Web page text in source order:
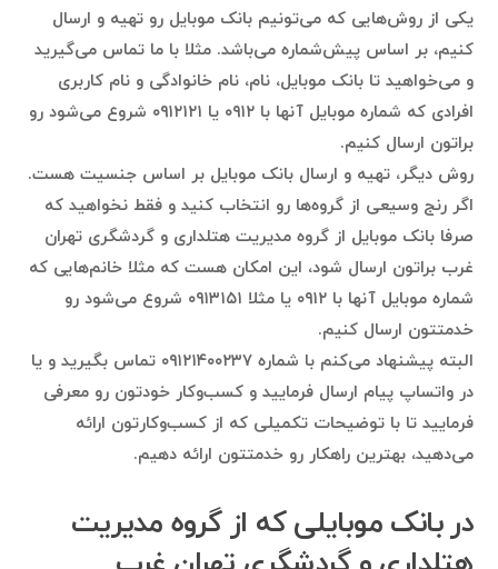
یکی از روش‌هایی که می‌تونیم بانک موبایل رو تهیه و ارسال
کنیم، بر اساس پیش‌شماره می‌باشد. مثلا با ما تماس می‌گیرید
و می‌خواهید تا بانک موبایل، نام، نام خانوادگی و نام کاربری
افرادی که شماره موبایل آنها با ۰۹۱۲ یا ۰۹۱۲۱۲۱ شروع می‌شود رو
براتون ارسال کنیم.
روش دیگر، تهیه و ارسال بانک موبایل بر اساس جنسیت هست.
اگر رنج وسیعی از گروه‌ها رو انتخاب کنید و فقط نخواهید که
صرفا بانک موبایل از گروه مدیریت هتلداری و گردشگری تهران
غرب براتون ارسال شود، این امکان هست که مثلا خانم‌هایی که
شماره موبایل آنها با ۰۹۱۲ یا مثلا ۰۹۱۳۱۵۱ شروع می‌شود رو
خدمتتون ارسال کنیم.
البته پیشنهاد می‌کنم با شماره ۰۹۱۲۱۴۰۰۲۳۷ تماس بگیرید و یا
در واتساپ پیام ارسال فرمایید و کسب‌وکار خودتون رو معرفی
فرمایید تا با توضیحات تکمیلی که از کسب‌وکارتون ارائه
می‌دهید، بهترین راهکار رو خدمتتون ارائه دهیم.
در بانک موبایلی که از گروه مدیریت